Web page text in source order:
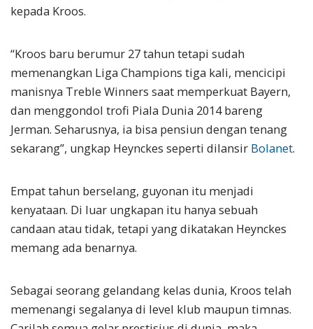
kepada Kroos.
“Kroos baru berumur 27 tahun tetapi sudah
memenangkan Liga Champions tiga kali, mencicipi
manisnya Treble Winners saat memperkuat Bayern,
dan menggondol trofi Piala Dunia 2014 bareng
Jerman. Seharusnya, ia bisa pensiun dengan tenang
sekarang”, ungkap Heynckes seperti dilansir Bolanet.
Empat tahun berselang, guyonan itu menjadi
kenyataan. Di luar ungkapan itu hanya sebuah
candaan atau tidak, tetapi yang dikatakan Heynckes
memang ada benarnya.
Sebagai seorang gelandang kelas dunia, Kroos telah
memenangi segalanya di level klub maupun timnas.